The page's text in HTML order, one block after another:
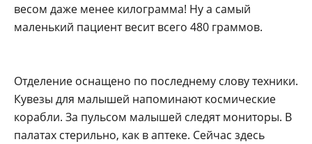
весом даже менее килограмма! Ну а самый
маленький пациент весит всего 480 граммов.
Отделение оснащено по последнему слову техники.
Кувезы для малышей напоминают космические
корабли. За пульсом малышей следят мониторы. В
палатах стерильно, как в аптеке. Сейчас здесь